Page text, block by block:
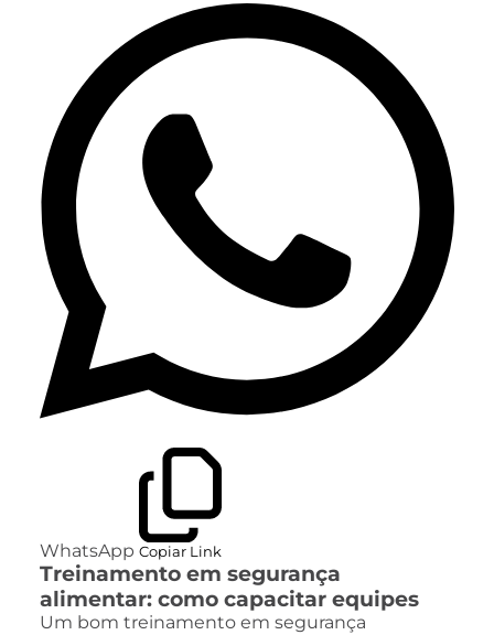
WhatsApp Copiar Link
Treinamento em segurança
alimentar: como capacitar equipes
Um bom treinamento em segurança